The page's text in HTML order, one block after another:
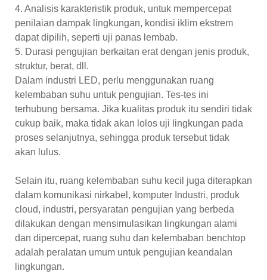
4. Analisis karakteristik produk, untuk mempercepat
penilaian dampak lingkungan, kondisi iklim ekstrem
dapat dipilih, seperti uji panas lembab.
5. Durasi pengujian berkaitan erat dengan jenis produk,
struktur, berat, dll.
Dalam industri LED, perlu menggunakan ruang
kelembaban suhu untuk pengujian. Tes-tes ini
terhubung bersama. Jika kualitas produk itu sendiri tidak
cukup baik, maka tidak akan lolos uji lingkungan pada
proses selanjutnya, sehingga produk tersebut tidak
akan lulus.
Selain itu, ruang kelembaban suhu kecil juga diterapkan
dalam komunikasi nirkabel, komputer Industri, produk
cloud, industri, persyaratan pengujian yang berbeda
dilakukan dengan mensimulasikan lingkungan alami
dan dipercepat, ruang suhu dan kelembaban benchtop
adalah peralatan umum untuk pengujian keandalan
lingkungan.